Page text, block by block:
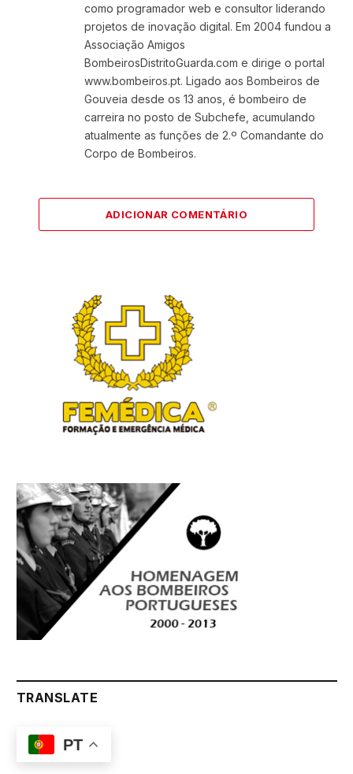
como programador web e consultor liderando
projetos de inovação digital. Em 2004 fundou a
Associação Amigos
BombeirosDistritoGuarda.com e dirige o portal
www.bombeiros.pt. Ligado aos Bombeiros de
Gouveia desde os 13 anos, é bombeiro de
carreira no posto de Subchefe, acumulando
atualmente as funções de 2.º Comandante do
Corpo de Bombeiros.
ADICIONAR COMENTÁRIO
TRANSLATE
PT